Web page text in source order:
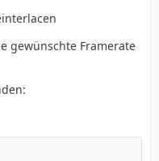
gewünschte Framerate